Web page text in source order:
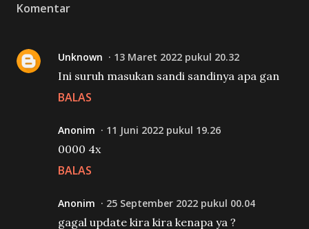
Komentar
Unknown 13 Maret 2022 pukul 20.32
Ini suruh masukan sandi sandinya apa gan
BALAS
Anonim 11 Juni 2022 pukul 19.26
0000 4x
BALAS
Anonim 25 September 2022 pukul 00.04
gagal update kira kira kenapa ya ?